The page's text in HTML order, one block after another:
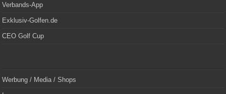
Verbands-App
Exklusiv-Golfen.de
CEO Golf Cup
Werbung / Media / Shops